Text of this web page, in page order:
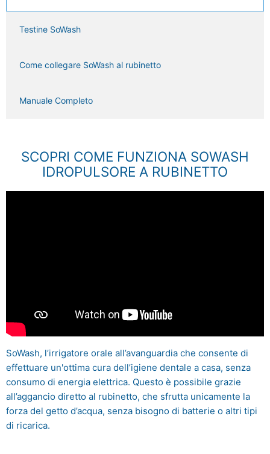
Testine SoWash
Come collegare SoWash al rubinetto
Manuale Completo
SCOPRI COME FUNZIONA SOWASH
IDROPULSORE A RUBINETTO
SoWash, l’irrigatore orale all’avanguardia che consente di
effettuare un'ottima cura dell’igiene dentale a casa, senza
consumo di energia elettrica. Questo è possibile grazie
all’aggancio diretto al rubinetto, che sfrutta unicamente la
forza del getto d’acqua, senza bisogno di batterie o altri tipi
di ricarica.